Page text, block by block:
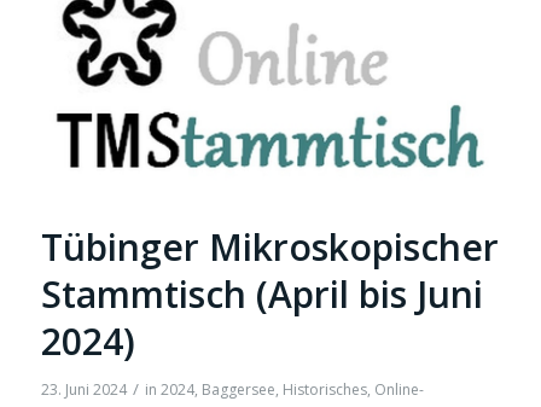
Tübinger Mikroskopischer
Stammtisch (April bis Juni
2024)
23. Juni 2024 / in 2024, Baggersee, Historisches, Online-